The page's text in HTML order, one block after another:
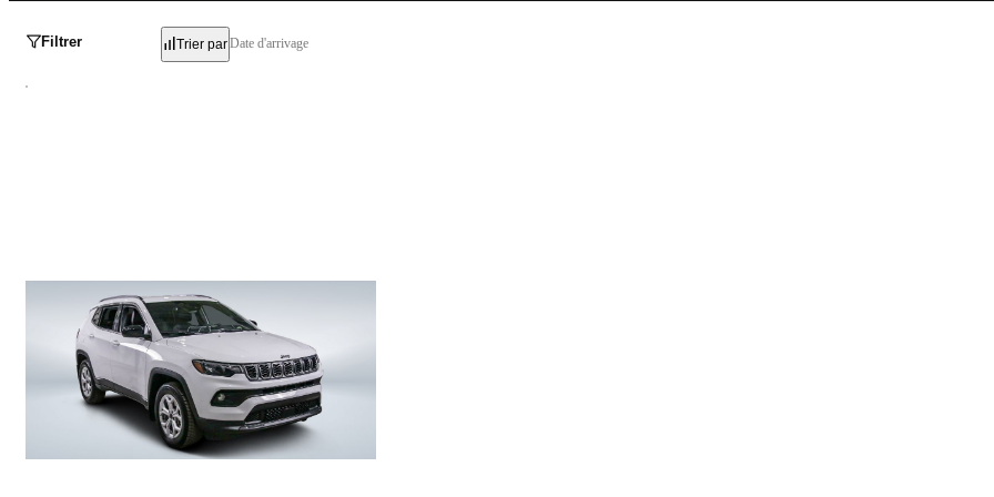
Filtrer Trier parDate d'arrivage
Jeep Compass
North 2025
25 891 km
27 998 $
Stock 728666 / NIV 520253